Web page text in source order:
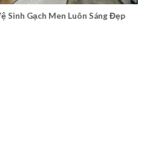
Sinh Gạch Men Luôn Sáng Đẹp